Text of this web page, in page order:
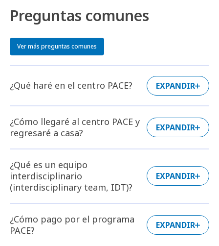
Preguntas comunes
Ver más preguntas comunes
¿Qué haré en el centro PACE? EXPANDIR
¿Cómo llegaré al centro PACE y
regresaré a casa?
EXPANDIR
¿Qué es un equipo
interdisciplinario
(interdisciplinary team, IDT)?
EXPANDIR
¿Cómo pago por el programa
PACE?
EXPANDIR